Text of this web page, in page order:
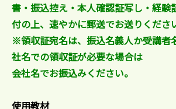
書・振込控え・本人確認証写し・経験
付の上、速やかに郵送でお送りくださ
※領収証宛名は、振込名義人か受講者
社名での領収証が必要な場合は
会社名でお振込みください。
使用教材